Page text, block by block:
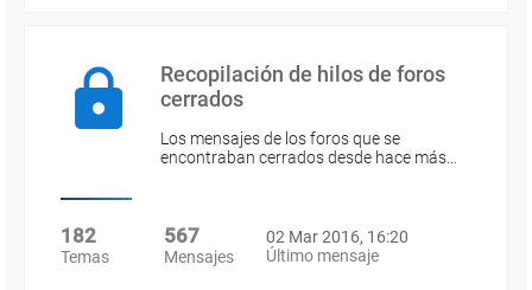
Recopilación de hilos de foros
cerrados
Los mensajes de los foros que se
encontraban cerrados desde hace más…
182
Temas
567
Mensajes
02 Mar 2016, 16:20
Último mensaje